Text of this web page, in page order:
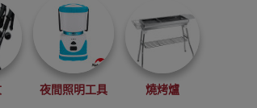
夜間照明工具 燒烤爐